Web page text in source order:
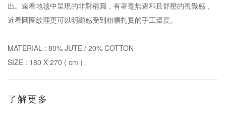
出。遠看地毯中呈現的非對稱圓，有著毫無違和且舒壓的視覺感，
近看圓圈紋理更可以明顯感受到粗曠扎實的手工溫度。
MATERIAL : 80% JUTE / 20% COTTON
SIZE : 180 X 270 ( cm )
了解更多